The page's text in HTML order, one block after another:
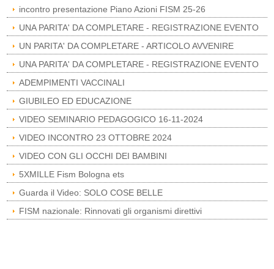
incontro presentazione Piano Azioni FISM 25-26
UNA PARITA' DA COMPLETARE - REGISTRAZIONE EVENTO
UN PARITA' DA COMPLETARE - ARTICOLO AVVENIRE
UNA PARITA' DA COMPLETARE - REGISTRAZIONE EVENTO
ADEMPIMENTI VACCINALI
GIUBILEO ED EDUCAZIONE
VIDEO SEMINARIO PEDAGOGICO 16-11-2024
VIDEO INCONTRO 23 OTTOBRE 2024
VIDEO CON GLI OCCHI DEI BAMBINI
5XMILLE Fism Bologna ets
Guarda il Video: SOLO COSE BELLE
FISM nazionale: Rinnovati gli organismi direttivi